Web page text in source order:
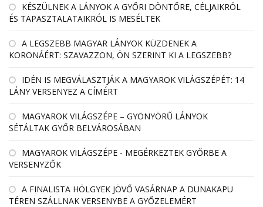
KÉSZÜLNEK A LÁNYOK A GYŐRI DÖNTŐRE, CÉLJAIKRÓL
ÉS TAPASZTALATAIKRÓL IS MESÉLTEK
A LEGSZEBB MAGYAR LÁNYOK KÜZDENEK A
KORONÁÉRT: SZAVAZZON, ÖN SZERINT KI A LEGSZEBB?
IDÉN IS MEGVÁLASZTJÁK A MAGYAROK VILÁGSZÉPÉT: 14
LÁNY VERSENYEZ A CÍMÉRT
MAGYAROK VILÁGSZÉPE – GYÖNYÖRŰ LÁNYOK
SÉTÁLTAK GYŐR BELVÁROSÁBAN
MAGYAROK VILÁGSZÉPE - MEGÉRKEZTEK GYŐRBE A
VERSENYZŐK
A FINALISTA HÖLGYEK JÖVŐ VASÁRNAP A DUNAKAPU
TÉREN SZÁLLNAK VERSENYBE A GYŐZELEMÉRT